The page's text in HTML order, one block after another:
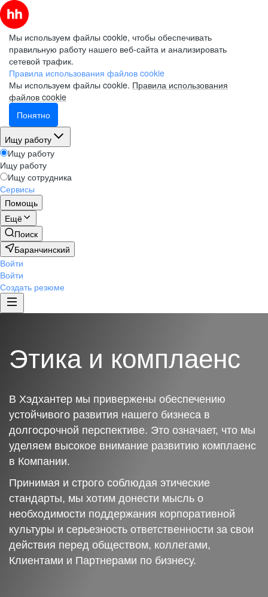
Мы используем файлы cookie, чтобы обеспечивать
правильную работу нашего веб-сайта и анализировать
сетевой трафик.
Правила использования файлов cookie
Мы используем файлы cookie. Правила использования
файлов cookie
Понятно
Ищу работу
Ищу работу
Ищу работу
Ищу сотрудника
Сервисы
Помощь
Ещё
Поиск
Баранчинский
Войти
Войти
Создать резюме
Этика и комплаенс
В Хэдхантер мы привержены обеспечению
устойчивого развития нашего бизнеса в
долгосрочной перспективе. Это означает, что мы
уделяем высокое внимание развитию комплаенс
в Компании.
Принимая и строго соблюдая этические
стандарты, мы хотим донести мысль о
необходимости поддержания корпоративной
культуры и серьезность ответственности за свои
действия перед обществом, коллегами,
Клиентами и Партнерами по бизнесу.